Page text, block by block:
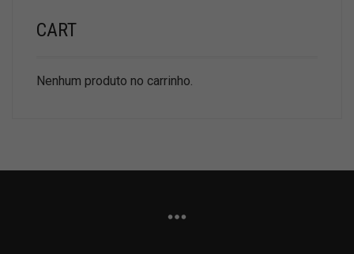
CART
Nenhum produto no carrinho.